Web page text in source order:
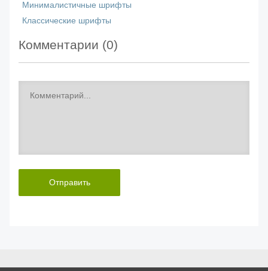
Минималистичные шрифты
Классические шрифты
Комментарии (0)
Отправить